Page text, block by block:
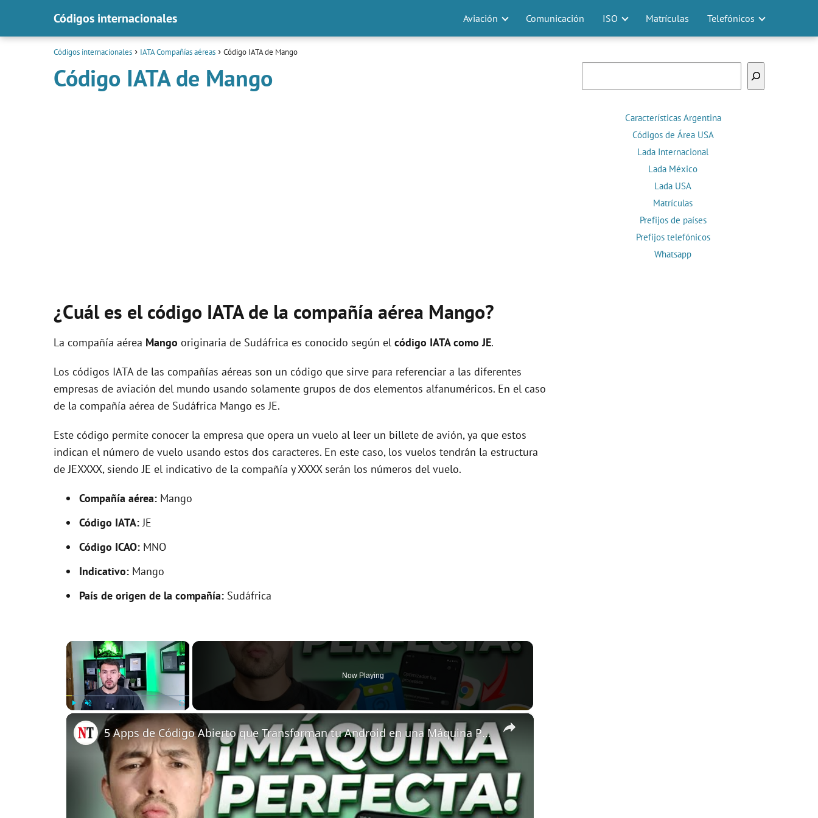
Códigos internacionales Aviación Comunicación ISO Matrículas Telefónicos
Códigos internacionales IATA Compañías aéreas Código IATA de Mango
Código IATA de Mango
¿Cuál es el código IATA de la compañía aérea Mango?
La compañía aérea Mango originaria de Sudáfrica es conocido según el código IATA como JE.
Los códigos IATA de las compañías aéreas son un código que sirve para referenciar a las diferentes
empresas de aviación del mundo usando solamente grupos de dos elementos alfanuméricos. En el caso
de la compañía aérea de Sudáfrica Mango es JE.
Este código permite conocer la empresa que opera un vuelo al leer un billete de avión, ya que estos
indican el número de vuelo usando estos dos caracteres. En este caso, los vuelos tendrán la estructura
de JEXXXX, siendo JE el indicativo de la compañía y XXXX serán los números del vuelo.
Compañía aérea: Mango
Código IATA:JE
Código ICAO: MNO
Indicativo: Mango
País de origen de la compañía: Sudáfrica
×
Fullscreen
Now Playing
×
5 Apps de Código Abierto que Transforman tu Android en una Máquina Perfecta
Características Argentina
Códigos de Área USA
Lada Internacional
Lada México
Lada USA
Matrículas
Prefijos de países
Prefijos telefónicos
Whatsapp